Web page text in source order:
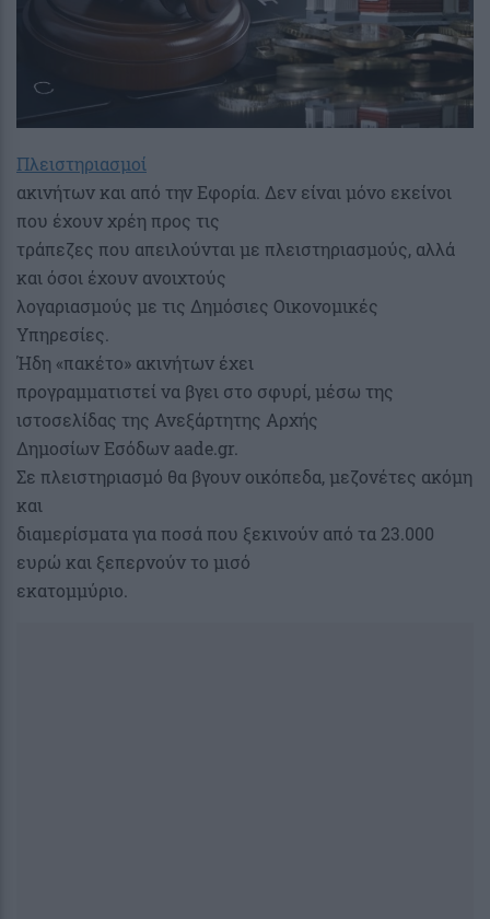
Πλειστηριασμοί
ακινήτων και από την Εφορία. Δεν είναι μόνο εκείνοι
που έχουν χρέη προς τις
τράπεζες που απειλούνται με πλειστηριασμούς, αλλά
και όσοι έχουν ανοιχτούς
λογαριασμούς με τις Δημόσιες Οικονομικές
Υπηρεσίες.
Ήδη «πακέτο» ακινήτων έχει
προγραμματιστεί να βγει στο σφυρί, μέσω της
ιστοσελίδας της Ανεξάρτητης Αρχής
Δημοσίων Εσόδων aade.gr.
Σε πλειστηριασμό θα βγουν οικόπεδα, μεζονέτες ακόμη
και
διαμερίσματα για ποσά που ξεκινούν από τα 23.000
ευρώ και ξεπερνούν το μισό
εκατομμύριο.